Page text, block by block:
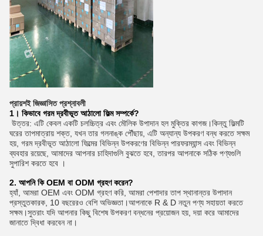
প্রায়শই জিজ্ঞাসিত প্রশ্নাবলী
1। কিভাবে গরম দ্রবীভূত আঠালো ফিল্ম সম্পর্কে?
উত্তর: এটি কেবল একটি চলচ্চিত্র এবং মৌলিক উপাদান হল মুক্তির কাগজ।কিন্তু ফিল্মটি
ঘরের তাপমাত্রায় শক্ত, যখন তার গলনাঙ্ক পৌঁছায়, এটি অন্যান্য উপকরণ বন্ধ করতে সক্ষম
হয়, গরম দ্রবীভূত আঠালো ফিল্মের বিভিন্ন উপকরণের বিভিন্ন পারফরম্যান্স এবং বিভিন্ন
ব্যবহার রয়েছে, আমাদের আপনার চাহিদাগুলি বুঝতে হবে, তারপর আপনাকে সঠিক পণ্যগুলি
সুপারিশ করতে হবে ।
2. আপনি কি OEM বা ODM গ্রহণ করেন?
হ্যাঁ, আমরা OEM এবং ODM গ্রহণ করি, আমরা পেশাদার তাপ স্থানান্তর উপাদান
প্রস্তুতকারক, 10 বছরেরও বেশি অভিজ্ঞতা।আপনাকে R & D নতুন পণ্য সহায়তা করতে
সক্ষম।সুতরাং যদি আপনার কিছু বিশেষ উপকরণ বন্ধনের প্রয়োজন হয়, দয়া করে আমাদের
জানাতে দ্বিধা করবেন না।